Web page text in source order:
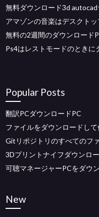
無料ダウンロード3d
アマゾンの音楽はデスクト
無料の2週間のダウンロード
Ps4はレストモードのときに
Popular Posts
翻訳PCダウンロードPC
ファイルをダウンロードし
Gitリポジトリのすべてのフ
3Dプリントナイフダウンロ
可聴マネージャーPCをダウ
New